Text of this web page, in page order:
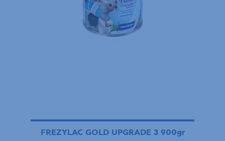
FREZYLAC GOLD UPGRADE 3 900gr